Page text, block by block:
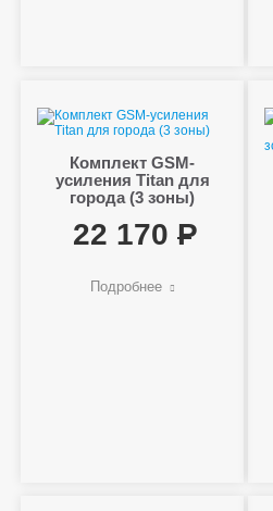
Комплект GSM-
усиления Titan для
города (3 зоны)
22 170
Подробнее